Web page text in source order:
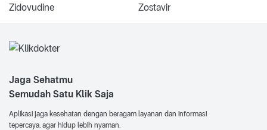
Zidovudine Zostavir
Jaga Sehatmu
Semudah Satu Klik Saja
Aplikasi jaga kesehatan dengan beragam layanan dan informasi
tepercaya, agar hidup lebih nyaman.